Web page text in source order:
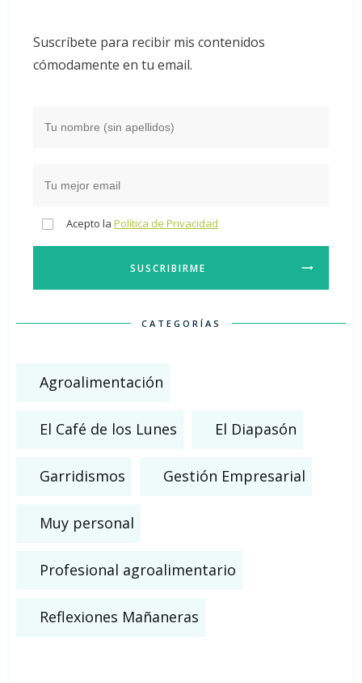
Suscríbete para recibir mis contenidos
cómodamente en tu email.
Acepto la Política de Privacidad
SUSCRIBIRME
CATEGORÍAS
Agroalimentación
El Café de los Lunes El Diapasón
Garridismos Gestión Empresarial
Muy personal
Profesional agroalimentario
Reflexiones Mañaneras